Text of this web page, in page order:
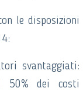
le disposizioni
svantaggiati:
50% dei costi